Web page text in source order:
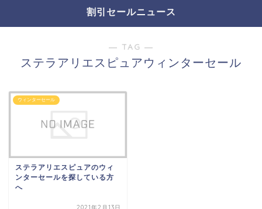
割引セールニュース
― TAG ―
ステラアリエスピュアウィンターセール
ウィンターセール
ステラアリエスピュアのウィ
ンターセールを探している方
へ
2021年2月13日